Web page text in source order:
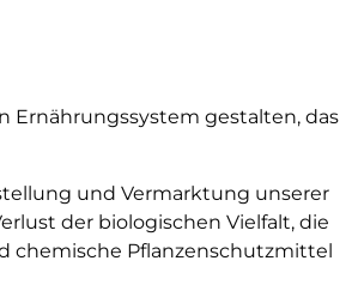
Ernährungssystem gestalten, das
und Vermarktung unserer
der biologischen Vielfalt, die
chemische Pflanzenschutzmittel